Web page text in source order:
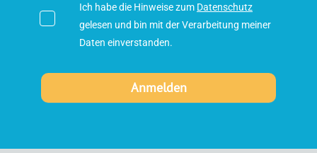
Ich habe die Hinweise zum Datenschutz
gelesen und bin mit der Verarbeitung meiner
Daten einverstanden.